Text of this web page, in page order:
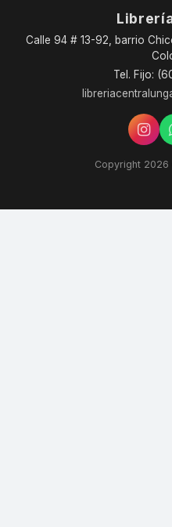
Calle 94 # 13-92, barrio
Tel. Fijo:
Copyright